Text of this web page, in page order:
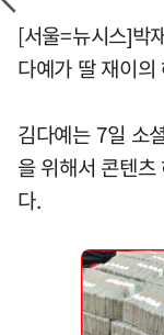
[서울=뉴시스]박
다예가 딸 재이
김다예는 7일 소
을 위해서 콘텐
다.